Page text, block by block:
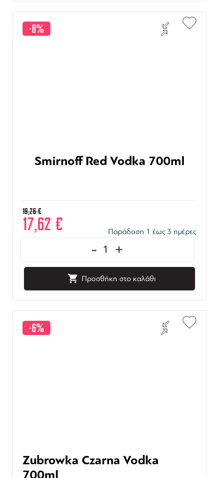
-8%
Smirnoff Red Vodka 700ml
19,26€
17,62 € Παράδοση 1 έως 3 ημέρες
- +
Προσθήκη στο καλάθι
-6%
Zubrowka Czarna Vodka
700ml